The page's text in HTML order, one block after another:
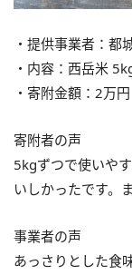
・提供事業者：都
・内容：西岳米
・寄附金額：2万円
寄附者の声
5kgずつで使いや
いしかったです。
事業者の声
あっさりとした食